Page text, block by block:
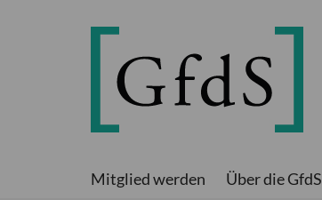
Mitglied werden Über die GfdS